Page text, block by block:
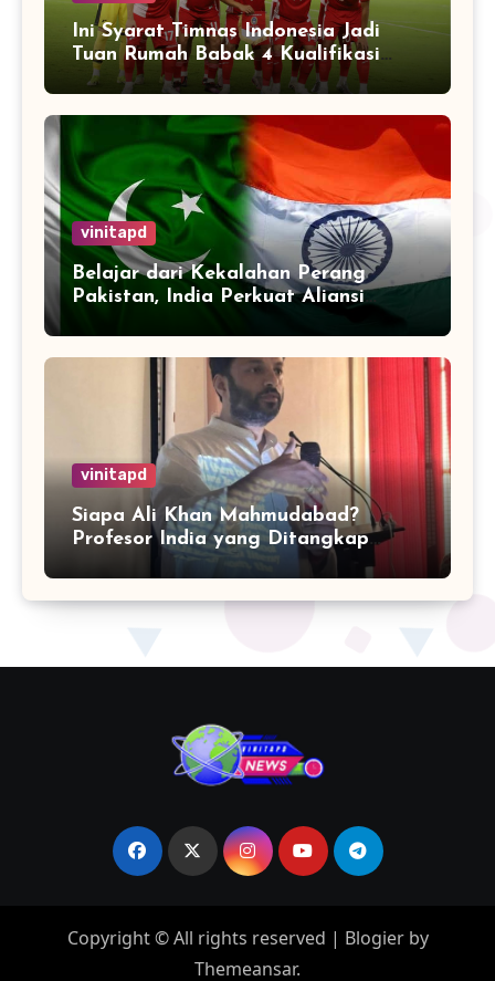
Ini Syarat Timnas Indonesia Jadi
Tuan Rumah Babak 4 Kualifikasi
Piala Dunia 2026
vinitapd
Belajar dari Kekalahan Perang
Pakistan, India Perkuat Aliansi
vinitapd
Siapa Ali Khan Mahmudabad?
Profesor India yang Ditangkap
karena Kritik Operasi Sindoor
Copyright © All rights reserved | Blogierby
Themeansar.